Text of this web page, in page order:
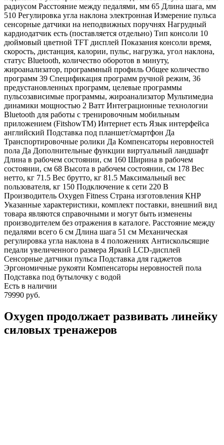
радиусом Расстояние между педалями, мм 65 Длина шага, мм
510 Регулировка угла наклона электронная Измерение пульса
сенсорные датчики на неподвижных поручнях Нагрудный
кардиодатчик есть (поставляется отдельно) Тип консоли 10
дюймовый цветной TFT дисплей Показания консоли время,
скорость, дистанция, калории, пульс, нагрузка, угол наклона,
статус Bluetooth, количество оборотов в минуту,
жироанализатор, программный профиль Общее количество
программ 39 Спецификация программ ручной режим, 36
предустановленных программ, целевые программы
пульсозависимые программы, жироанализатор Мультимедиа
динамики мощностью 2 Ватт Интеграционные технологии
Bluetooth для работы с тренировочным мобильным
приложением (FitshowTM) Интернет есть Язык интерфейса
английский Подставка под планшет/смартфон Да
Транспортировочные ролики Да Компенсаторы неровностей
пола Да Дополнительные функции виртуальный ландшафт
Длина в рабочем состоянии, см 160 Ширина в рабочем
состоянии, см 68 Высота в рабочем состоянии, см 178 Вес
нетто, кг 71.5 Вес брутто, кг 81.5 Максимальный вес
пользователя, кг 150 Подключение к сети 220 В
Производитель Oxygen Fitness Страна изготовления КНР
Указанные характеристики, комплект поставки, внешний вид
товара являются справочными и могут быть изменены
производителем без отражения в каталоге. Расстояние между
педалями всего 6 см Длина шага 51 см Механическая
регулировка угла наклона в 4 положениях Антискольсящие
педали увеличенного размера Яркий LCD-дисплей
Сенсорные датчики пульса Подставка для гаджетов
Эргономичные рукояти Компенсаторы неровностей пола
Подставка под бутылочку с водой
Есть в наличии
79990 руб.
Oxygen продолжает развивать линейку
силовых тренажеров